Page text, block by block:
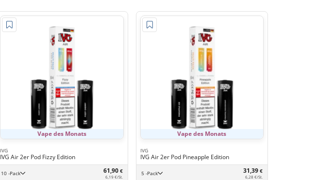
Vape des Monats
IVG
IVG Air 2er Pod Fizzy Edition
10 -Pack 61,90 €
6,19 €/St.
Vape des Monats
IVG
IVG Air 2er Pod Pineapple Edition
5 -Pack 31,39 €
6,28 €/St.